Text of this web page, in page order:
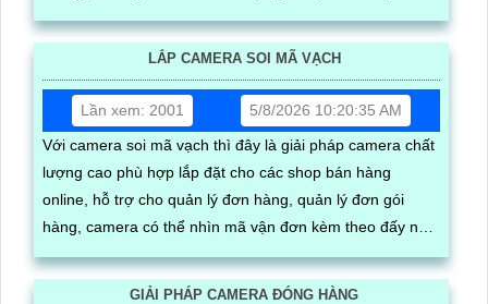
mình, kèm theo phần mềm có thể trích xuất video nhanh
gọn nhất
LẮP CAMERA SOI MÃ VẠCH
Lần xem: 2001
5/8/2026 10:20:35 AM
Với camera soi mã vạch thì đây là giải pháp camera chất
lượng cao phù hợp lắp đặt cho các shop bán hàng
online, hỗ trợ cho quản lý đơn hàng, quản lý đơn gói
hàng, camera có thể nhìn mã vận đơn kèm theo đấy nhìn
thấy được quy trình đóng gói hàng hóa, có thể tải video
đơn hàng trực tiếp trên phần mềm
GIẢI PHÁP CAMERA ĐÓNG HÀNG